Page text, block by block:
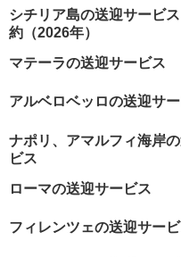
シチリア島の送迎サービ
約（2026年）
マテーラの送迎サービス
アルベロベッロの送迎サ
ナポリ、アマルフィ海岸
ビス
ローマの送迎サービス
フィレンツェの送迎サー